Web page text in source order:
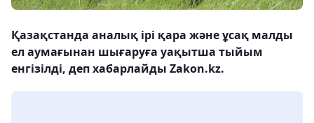
Қазақстанда аналық ірі қара және ұсақ малды
ел аумағынан шығаруға уақытша тыйым
енгізілді, деп хабарлайды Zakon.kz.